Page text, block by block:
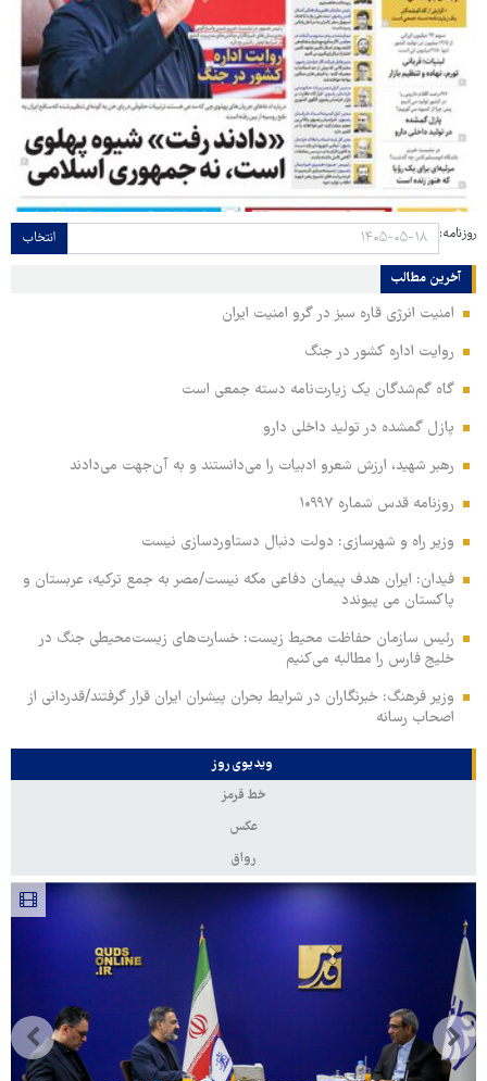
روزنامه: انتخاب
آخرین مطالب
امنیت انرژی قاره سبز در گرو امنیت ایران
روایت اداره کشور در جنگ
گاه گم‌شدگان یک زیارت‌نامه دسته جمعی است
پازل گمشده در تولید داخلی دارو
رهبر شهید، ارزش شعرو ادبیات را می‌دانستند و به آن‌جهت می‌دادند
روزنامه قدس شماره ۱۰۹۹۷
وزیر راه و شهرسازی: دولت دنبال دستاوردسازی نیست
فیدان: ایران هدف پیمان دفاعی مکه نیست/مصر به جمع ترکیه، عربستان و
پاکستان می پیوندد
رئیس سازمان حفاظت محیط زیست: خسارت‌های زیست‌محیطی جنگ در
خلیج فارس را مطالبه‌ می‌کنیم
وزیر فرهنگ: خبرنگاران در شرایط بحران پیشران ایران قرار گرفتند/قدردانی از
اصحاب رسانه
ویدیوی روز
خط قرمز
عکس
رواق